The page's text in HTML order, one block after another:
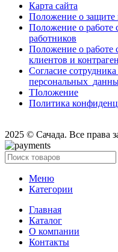
Карта сайта
Положение o
Положение o
работников
Положение o
клиентов и
Согласие
TIоложение
Политика
2025 © Сачада. Все права
Меню
Категории
Главная
Каталог
О компании
Контакты